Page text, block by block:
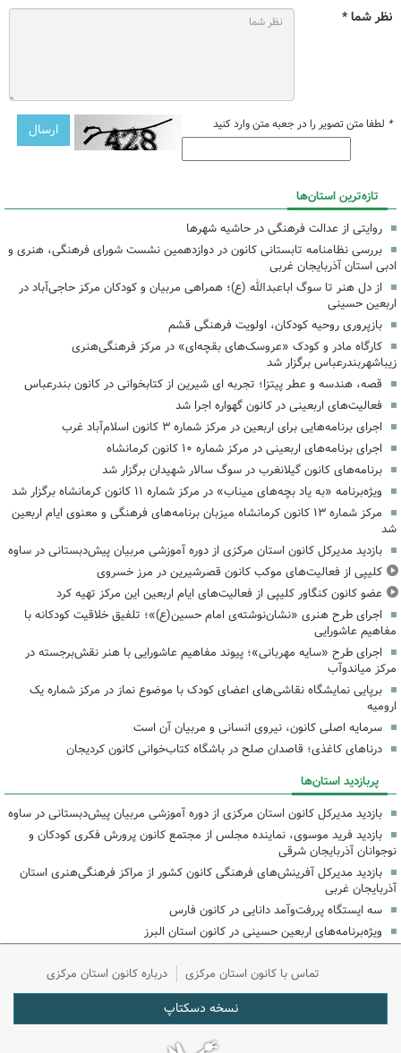
نظر شما *
* لطفا متن تصویر را در جعبه متن وارد کنید
تازه‌ترین استان‌ها
روایتی از عدالت فرهنگی در حاشیه شهرها
بررسی نظامنامه تابستانی کانون در دوازدهمین نشست شورای فرهنگی، هنری و
ادبی استان آذربایجان غربی
از دل هنر تا سوگ اباعبدالله (ع)؛ همراهی مربیان و کودکان مرکز حاجی‌آباد در
اربعین حسینی
بازپروری روحیه کودکان، اولویت فرهنگی قشم
کارگاه مادر و کودک «عروسک‌های بقچه‌ای» در مرکز فرهنگی‌هنری
زیباشهربندرعباس برگزار شد
قصه، هندسه و عطر پیتزا؛ تجربه ای شیرین از کتابخوانی در کانون بندرعباس
فعالیت‌های اربعینی در کانون گهواره اجرا شد
اجرای برنامه‌هایی برای اربعین در مرکز شماره ۳ کانون اسلام‌آباد غرب
اجرای برنامه‌های اربعینی در مرکز شماره ۱۰ کانون کرمانشاه
برنامه‌های کانون گیلانغرب در سوگ سالار شهیدان برگزار شد
ویژه‌برنامه «به یاد بچه‌های میناب» در مرکز شماره ۱۱ کانون کرمانشاه برگزار شد
مرکز شماره ۱۳ کانون کرمانشاه میزبان برنامه‌های فرهنگی و معنوی ایام اربعین
شد
بازدید مدیرکل کانون استان مرکزی از دوره آموزشی مربیان پیش‌دبستانی در ساوه
کلیپی از فعالیت‌های موکب کانون قصرشیرین در مرز خسروی
عضو کانون کنگاور کلیپی از فعالیت‌های ایام اربعین این مرکز تهیه کرد
اجرای طرح هنری «نشان‌نوشته‌ی امام حسین(ع)»؛ تلفیق خلاقیت کودکانه با
مفاهیم عاشورایی
اجرای طرح «سایه مهربانی»؛ پیوند مفاهیم عاشورایی با هنر نقش‌برجسته در
مرکز میاندوآب
برپایی نمایشگاه نقاشی‌های اعضای کودک با موضوع نماز در مرکز شماره یک
ارومیه
سرمایه اصلی کانون، نیروی انسانی و مربیان آن است
درناهای کاغذی؛ قاصدان صلح در باشگاه کتاب‌خوانی کانون کردیجان
پربازدید استان‌ها
بازدید مدیرکل کانون استان مرکزی از دوره آموزشی مربیان پیش‌دبستانی در ساوه
بازدید فرید موسوی، نماینده مجلس از مجتمع کانون پرورش فکری کودکان و
نوجوانان آذربایجان شرقی
بازدید مدیرکل آفرینش‌های فرهنگی کانون کشور از مراکز فرهنگی‌هنری استان
آذربایجان غربی
سه ایستگاه پررفت‌وآمد دانایی در کانون فارس
ویژه‌برنامه‌های اربعین حسینی در کانون استان البرز
تماس با کانون استان مرکزی درباره کانون استان مرکزی
نسخه دسکتاپ